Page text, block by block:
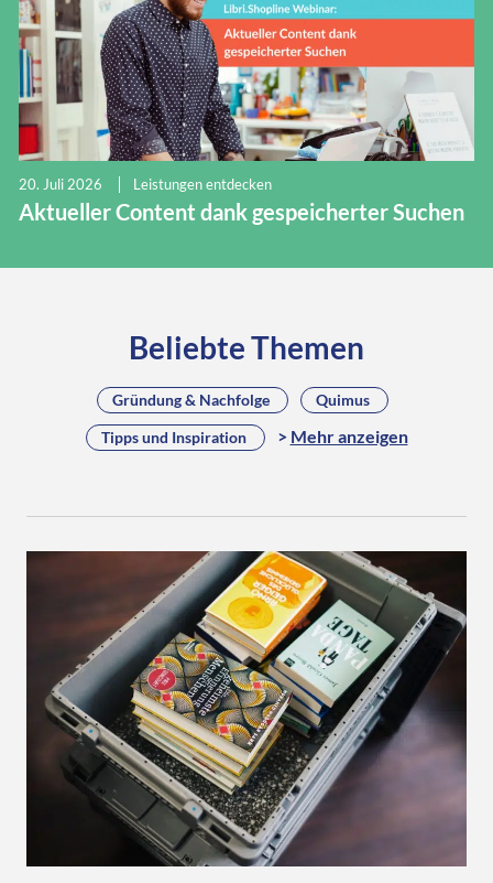
20. Juli 2026 Leistungen entdecken
Aktueller Content dank gespeicherter Suchen
Beliebte Themen
Gründung & Nachfolge
Quimus
Tipps und Inspiration
Mehr anzeigen
Bad Hersfeld
Bestandserfassung
Buchhandel
Buchhandel allgemein
Buchhandlung
Buchhandlungen
Campus.Dialog
Libri.Campus
Libri.Shopline
Manga
Nachhaltigkeit
reingeschaut
Schulbuch
tolino
Workshops